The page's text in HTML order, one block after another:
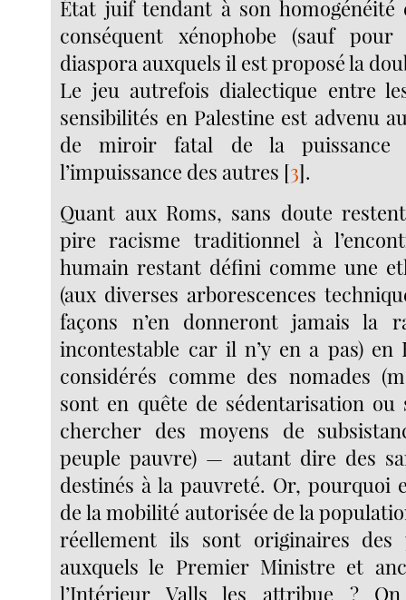
État juif tendant à son
conséquent xénophobe (sauf
diaspora auxquels il est proposé la
Le jeu autrefois dialectique entre
sensibilités en Palestine est advenu
de miroir fatal de la
l’impuissance des autres [3].
Quant aux Roms, sans doute
pire racisme traditionnel à
humain restant défini comme une
(aux diverses arborescences
façons n’en donneront jamais la
incontestable car il n’y en a pas) en
considérés comme des nomades
sont en quête de sédentarisation ou
chercher des moyens de
peuple pauvre) — autant dire des
destinés à la pauvreté. Or, pourquoi
de la mobilité autorisée de la
réellement ils sont originaires des
auxquels le Premier Ministre et
l’Intérieur Valls les attribue ?